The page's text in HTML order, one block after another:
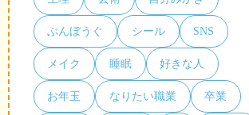
ぶんぼうぐ シール SNS
メイク 睡眠 好きな人
お年玉 なりたい職業 卒業